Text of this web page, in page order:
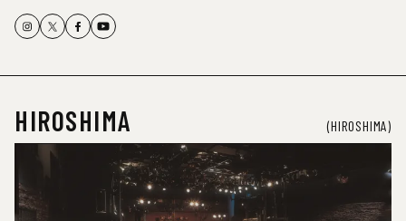
HIROSHIMA (HIROSHIMA)